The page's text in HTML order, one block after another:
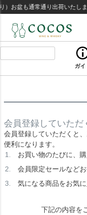
お盆も通常通り出荷いたし
ガイ
会員登録していただ
会員登録していただくと
便利になります。
お買い物のたびに、
会員限定セールなど
気になる商品をお気
下記の内容を